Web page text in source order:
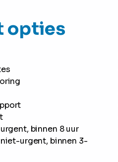
opties
binnen 8 uur
urgent, binnen 3-